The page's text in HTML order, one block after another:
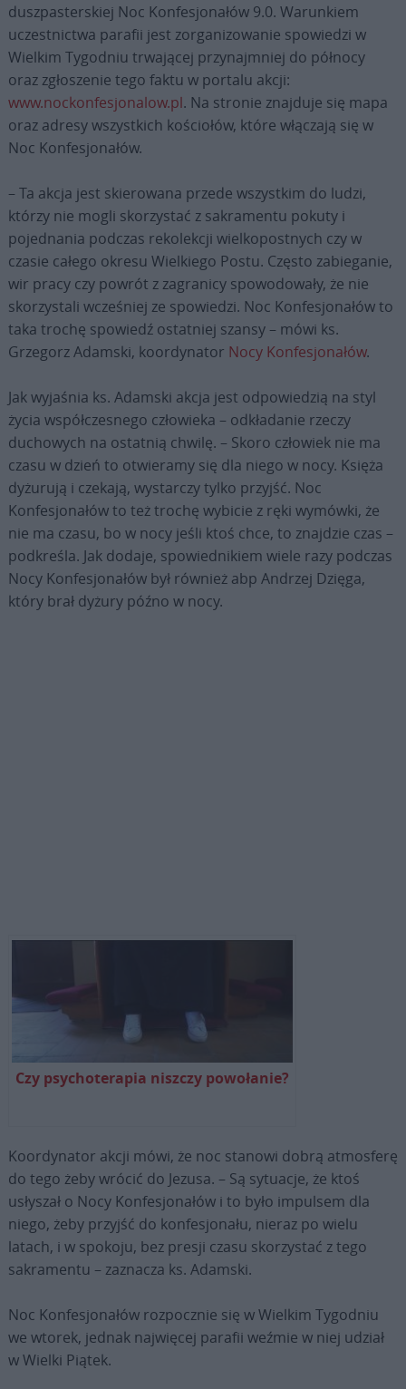
duszpasterskiej Noc Konfesjonałów 9.0. Warunkiem
uczestnictwa parafii jest zorganizowanie spowiedzi w
Wielkim Tygodniu trwającej przynajmniej do północy
oraz zgłoszenie tego faktu w portalu akcji:
www.nockonfesjonalow.pl. Na stronie znajduje się mapa
oraz adresy wszystkich kościołów, które włączają się w
Noc Konfesjonałów.
– Ta akcja jest skierowana przede wszystkim do ludzi,
którzy nie mogli skorzystać z sakramentu pokuty i
pojednania podczas rekolekcji wielkopostnych czy w
czasie całego okresu Wielkiego Postu. Często zabieganie,
wir pracy czy powrót z zagranicy spowodowały, że nie
skorzystali wcześniej ze spowiedzi. Noc Konfesjonałów to
taka trochę spowiedź ostatniej szansy – mówi ks.
Grzegorz Adamski, koordynator Nocy Konfesjonałów.
Jak wyjaśnia ks. Adamski akcja jest odpowiedzią na styl
życia współczesnego człowieka – odkładanie rzeczy
duchowych na ostatnią chwilę. – Skoro człowiek nie ma
czasu w dzień to otwieramy się dla niego w nocy. Księża
dyżurują i czekają, wystarczy tylko przyjść. Noc
Konfesjonałów to też trochę wybicie z ręki wymówki, że
nie ma czasu, bo w nocy jeśli ktoś chce, to znajdzie czas –
podkreśla. Jak dodaje, spowiednikiem wiele razy podczas
Nocy Konfesjonałów był również abp Andrzej Dzięga,
który brał dyżury późno w nocy.
Czy psychoterapia niszczy powołanie?
Koordynator akcji mówi, że noc stanowi dobrą atmosferę
do tego żeby wrócić do Jezusa. – Są sytuacje, że ktoś
usłyszał o Nocy Konfesjonałów i to było impulsem dla
niego, żeby przyjść do konfesjonału, nieraz po wielu
latach, i w spokoju, bez presji czasu skorzystać z tego
sakramentu – zaznacza ks. Adamski.
Noc Konfesjonałów rozpocznie się w Wielkim Tygodniu
we wtorek, jednak najwięcej parafii weźmie w niej udział
w Wielki Piątek.